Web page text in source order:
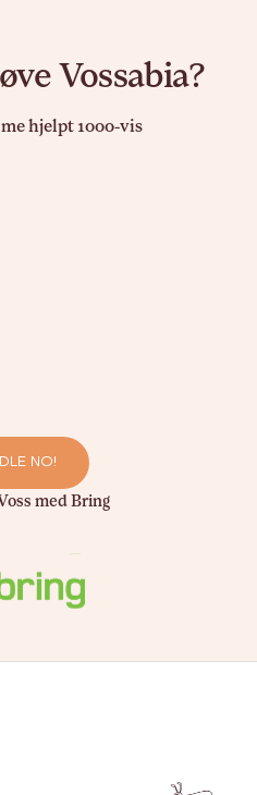
hjelpt 1000-vis
Vossabia?
NO!
med Bring